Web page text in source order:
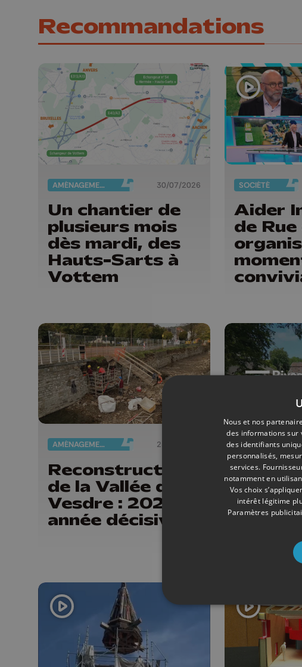
Recommandations
AMÉNAGEMENT DU TERRITOIRE 30/07/2026
Un chantier de
plusieurs mois
dès mardi, des
Hauts-Sarts à
Vottem
SOCIÉTÉ
Aider
de Rue
AMÉNAGEMENT DU TERRITOIRE 25/06/2026
Reconstruction
de la Vallée de la
Vesdre : 2026
année décisive
AMÉNAGEMENT DU TERRITOIRE
«
mieux
de la
Vesdre
Nous et nos
des informations sur
des identifiants
personnalisés,
services.
notamment en
Vos choix
intérêt légitime
Paramètres